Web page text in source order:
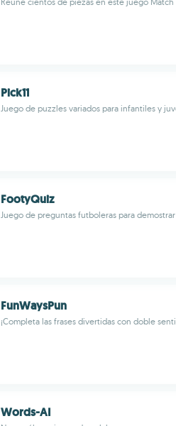
Pick11
Juego de puzzles variados para infantiles y
FootyQuiz
Juego de preguntas futboleras para
FunWaysPun
¡Completa las frases divertidas con doble
Words-AI